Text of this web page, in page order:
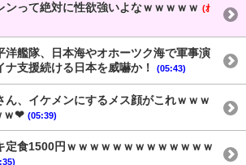
ンって絶対に性欲強いよなｗｗｗｗｗ (ｵ
洋艦隊、日本海やオホーツク海で軍事演
支援続ける日本を威嚇か！
(05:43)
ん、イケメンにするメス顔がこれｗｗｗ
ｗ❤ (05:39)
定食1500円ｗｗｗｗｗｗｗｗｗｗｗｗｗ